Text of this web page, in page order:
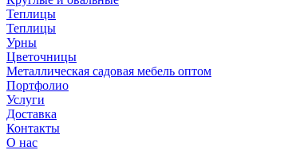
Теплицы
Теплицы
Урны
Цветочницы
Металлическая садовая мебель оптом
Портфолио
Услуги
Доставка
Контакты
О нас